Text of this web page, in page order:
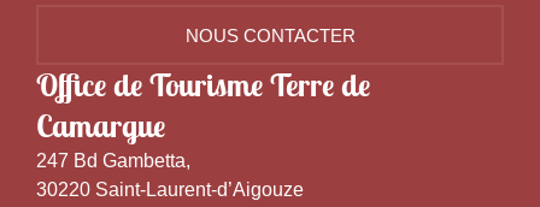
NOUS CONTACTER
Office de Tourisme Terre de
Camargue
247 Bd Gambetta,
30220 Saint-Laurent-d’Aigouze